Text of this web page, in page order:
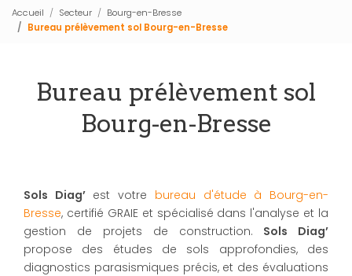
Accueil Secteur
Bourg-en-Bresse
Bureau prélèvement sol Bourg-en-Bresse
Bureau prélèvement sol
Bourg-en-Bresse
Sols Diag’est votre bureau d'étude à Bourg-en-
Bresse, certifié GRAIE et spécialisé dans l'analyse et la
gestion de projets de construction. Sols Diag’
propose des études de sols approfondies, des
diagnostics parasismiques précis, et des évaluations